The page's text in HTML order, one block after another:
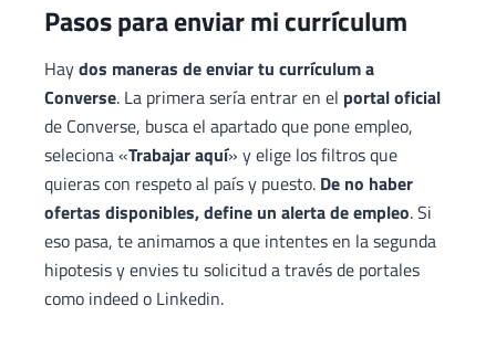
Pasos para enviar mi currículum
Haydos maneras de enviar tu currículum a
Converse. La primera sería entrar en el portal oficial
de Converse, busca el apartado que pone empleo,
seleciona «Trabajar aquí» y elige los filtros que
quieras con respeto al país y puesto. De no haber
ofertas disponibles, define un alerta de empleo. Si
eso pasa, te animamos a que intentes en la segunda
hipotesis y envies tu solicitud a través de portales
como indeed o Linkedin.